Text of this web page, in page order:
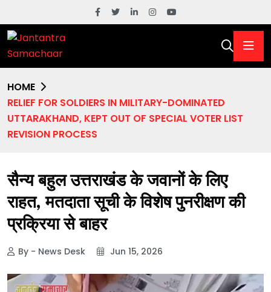
HOME
RELIEF FOR SOLDIERS IN MILITARY-DOMINATED
UTTARAKHAND, KEPT OUT OF SPECIAL VOTER LIST
REVISION PROCESS
सैन्य बहुल उत्तराखंड के जवानों के लिए
राहत, मतदाता सूची के विशेष पुनरीक्षण की
प्रक्रिया से बाहर
By - News Desk Jun 15, 2026